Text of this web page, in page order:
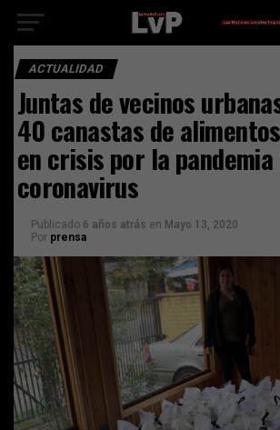
ACTUALIDAD
Juntas de vecinos
40 canastas de
en crisis por la
coronavirus
Publicado 6 años atrás en Mayo 13, 2020
Por prensa